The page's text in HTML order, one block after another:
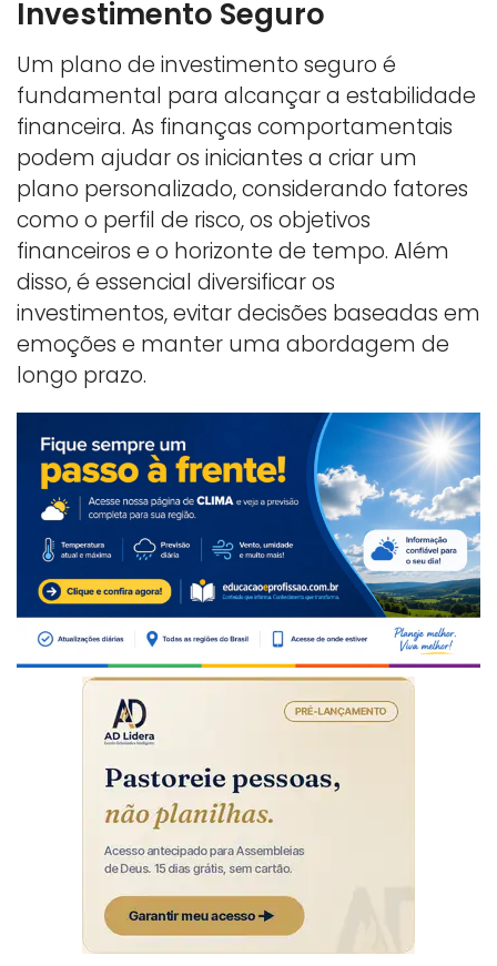
Investimento Seguro
Um plano de investimento seguro é
fundamental para alcançar a estabilidade
financeira. As finanças comportamentais
podem ajudar os iniciantes a criar um
plano personalizado, considerando fatores
como o perfil de risco, os objetivos
financeiros e o horizonte de tempo. Além
disso, é essencial diversificar os
investimentos, evitar decisões baseadas em
emoções e manter uma abordagem de
longo prazo.